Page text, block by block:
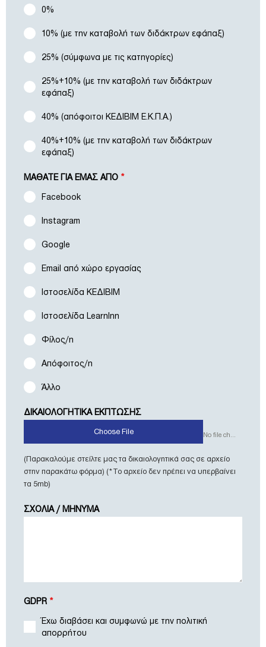
0%
10% (με την καταβολή των διδάκτρων εφάπαξ)
25% (σύμφωνα με τις κατηγορίες)
25%+10% (με την καταβολή των διδάκτρων
εφάπαξ)
40% (απόφοιτοι ΚΕΔΙΒΙΜ Ε.Κ.Π.Α.)
40%+10% (με την καταβολή των διδάκτρων
εφάπαξ)
ΜΑΘΑΤΕ ΓΙΑ ΕΜΑΣ ΑΠΟ *
Facebook
Instagram
Google
Email από χώρο εργασίας
Ιστοσελίδα ΚΕΔΙΒΙΜ
Ιστοσελίδα LearnInn
Φίλος/η
Απόφοιτος/η
Άλλο
ΔΙΚΑΙΟΛΟΓΗΤΙΚΑ ΕΚΠΤΩΣΗΣ
Choose File
(Παρακαλούμε στείλτε μας τα δικαιολογητικά σας σε αρχείο
στην παρακάτω φόρμα) (*Το αρχείο δεν πρέπει να υπερβαίνει
τα 5mb)
ΣΧΟΛΙΑ / ΜΗΝΥΜΑ
GDPR *
Έχω διαβάσει και συμφωνώ με την πολιτική
απορρήτου